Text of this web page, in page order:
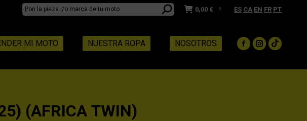
Search: 0,00 € 0 ES CA EN FR PT
MI MOTO NUESTRA ROPA NOSOTROS
Facebook
Instagram
TikTok
(AFRICA TWIN)